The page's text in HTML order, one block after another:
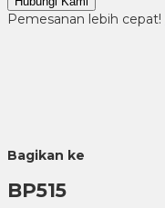
Pemesanan lebih cepat!
Bagikan ke
BP515